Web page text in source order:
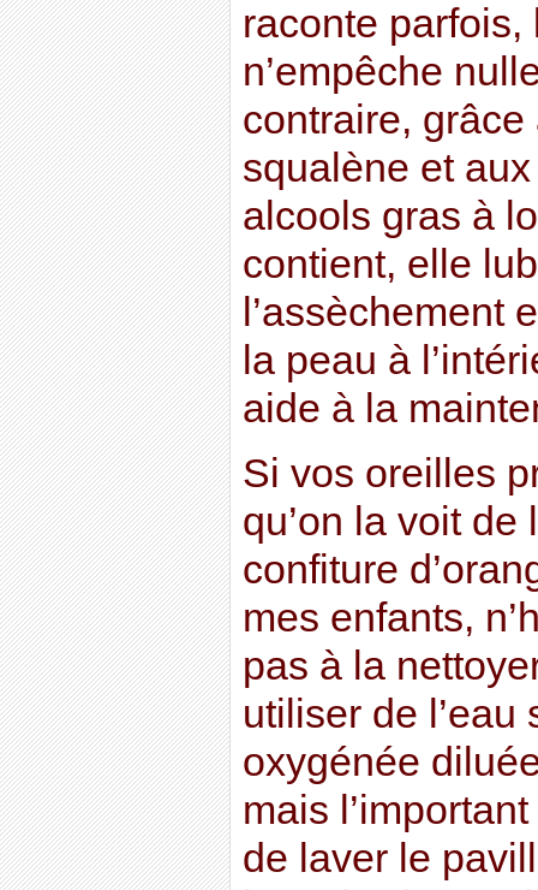
raconte
n’empêche
contraire,
squalène et
alcools gras à
contient, elle
l’assèchement
la peau à
aide à la
Si vos oreilles
qu’on la voit de
confiture
mes enfants,
pas à la
utiliser de l’eau
oxygénée
mais
de laver le